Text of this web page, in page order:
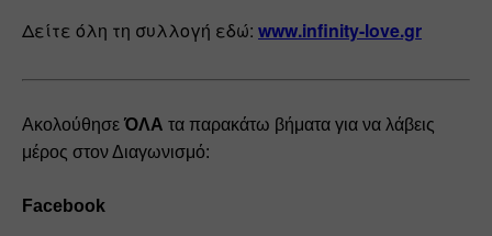
Δείτε όλη τη συλλογή εδώ: www.infinity-love.gr
Ακολούθησε ΌΛΑ τα παρακάτω βήματα για να λάβεις
μέρος στον Διαγωνισμό:
Facebook